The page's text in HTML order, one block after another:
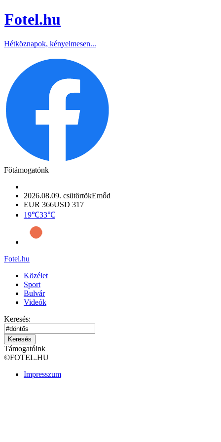
Fotel.hu
Hétköznapok, kényelmesen...
Főtámogatónk
2026.08.09. csütörtökEmőd
EUR 366USD 317
19℃33℃
Fotel.hu
Közélet
Sport
Bulvár
Videók
Keresés:
Keresés
Támogatóink
©FOTEL.HU
Impresszum